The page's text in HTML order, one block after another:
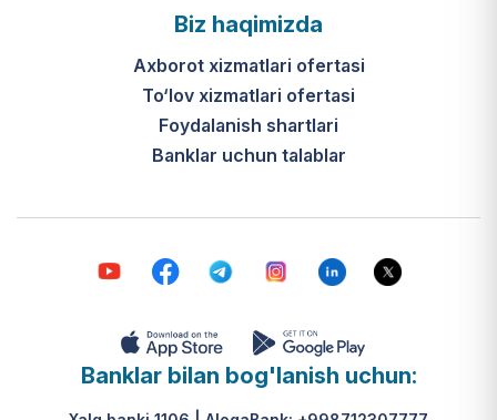
Biz haqimizda
Axborot xizmatlari ofertasi
To‘lov xizmatlari ofertasi
Foydalanish shartlari
Banklar uchun talablar
Banklar bilan bog'lanish uchun: